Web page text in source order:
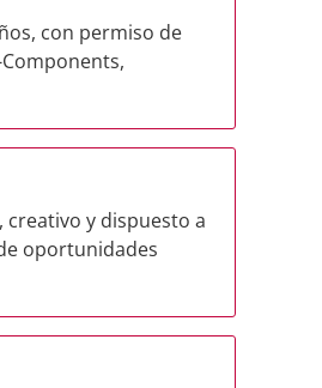
con permiso de
y dispuesto a
oportunidades